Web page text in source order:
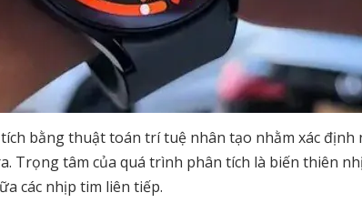
bằng thuật toán trí tuệ nhân tạo nhằm xác định
Trọng tâm của quá trình phân tích là biến thiên
các nhịp tim liên tiếp.